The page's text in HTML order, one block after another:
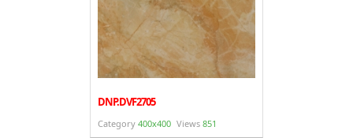
DNP.DVF2705
Category 400x400 Views 851